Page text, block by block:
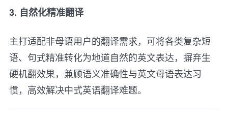
3. 自然化精准翻译
主打适配非母语用户的翻译需求，可将各类复杂短
语、句式精准转化为地道自然的英文表达，摒弃生
硬机翻效果，兼顾语义准确性与英文母语表达习
惯，高效解决中式英语翻译难题。